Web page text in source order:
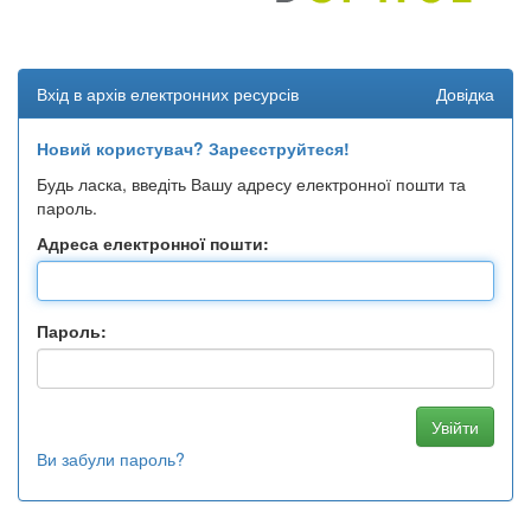
Вхід в архів електронних ресурсів Довідка
Новий користувач? Зареєструйтеся!
Будь ласка, введіть Вашу адресу електронної пошти та
пароль.
Адреса електронної пошти:
Пароль:
Ви забули пароль?